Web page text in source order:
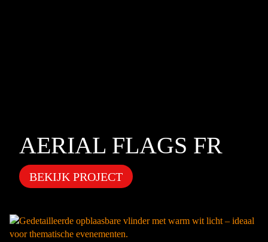
AERIAL FLAGS FR
BEKIJK PROJECT